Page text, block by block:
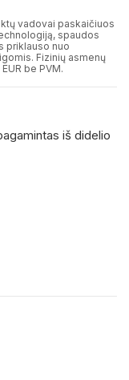
vadovai paskaičiuos
spaudos
priklauso nuo
Fizinių asmenų
be PVM.
iš didelio